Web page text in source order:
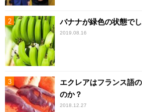
バナナが緑色の状態で
2019.08.16
エクレアはフランス語
のか？
2018.12.27